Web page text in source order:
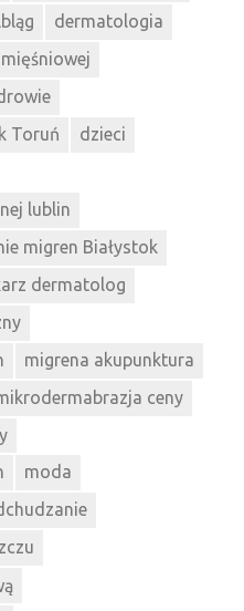
dermatologia
Toruń
dzieci
lublin
migren Białystok
dermatolog
migrena akupunktura
ceny
moda